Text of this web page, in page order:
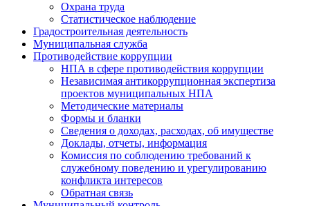
Охрана труда
Статистическое наблюдение
Градостроительная деятельность
Муниципальная служба
Противодействие коррупции
НПА в сфере противодействия коррупции
Независимая антикоррупционная экспертиза
проектов муниципальных НПА
Методические материалы
Формы и бланки
Сведения о доходах, расходах, об имуществе
Доклады, отчеты, информация
Комиссия по соблюдению требований к
служебному поведению и урегулированию
конфликта интересов
Обратная связь